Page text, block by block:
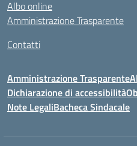
Albo online
Amministrazione Trasparente
Contatti
Amministrazione Trasparente
Dichiarazione di accessibilità
Note LegaliBacheca Sindacale